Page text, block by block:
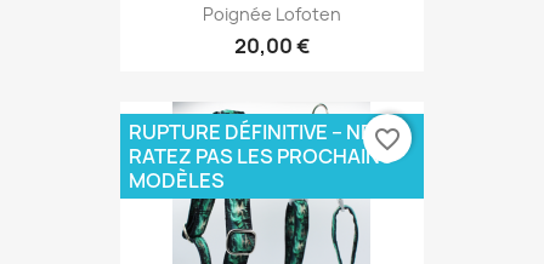
Poignée Lofoten
20,00 €
RUPTURE DÉFINITIVE – NE
RATEZ PAS LES PROCHAINS
MODÈLES
favorite_border